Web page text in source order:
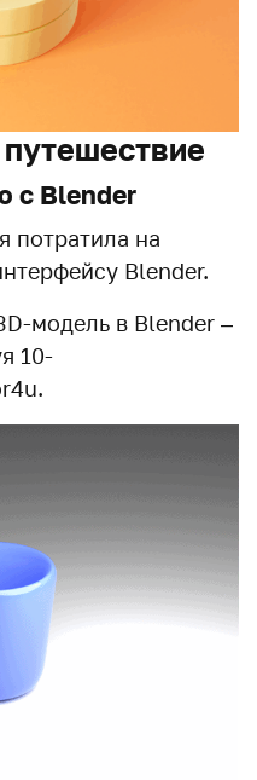
с Blender
потратила на
Blender.
модель в Blender –
10-